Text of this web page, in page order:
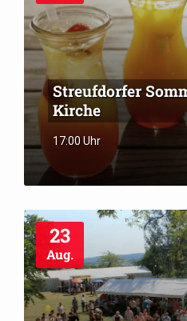
Streufdorfer
Kirche
17:00 Uhr
23
Aug.